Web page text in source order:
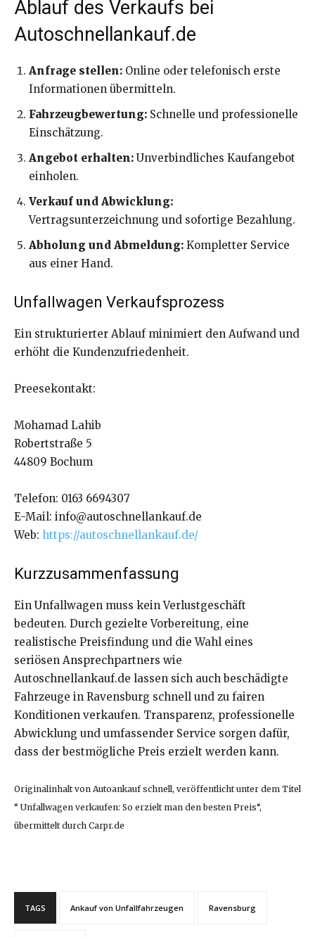
Ablauf des Verkaufs bei
Autoschnellankauf.de
Anfrage stellen: Online oder telefonisch erste
Informationen übermitteln.
Fahrzeugbewertung: Schnelle und professionelle
Einschätzung.
Angebot erhalten: Unverbindliches Kaufangebot
einholen.
Verkauf und Abwicklung:
Vertragsunterzeichnung und sofortige Bezahlung.
Abholung und Abmeldung: Kompletter Service
aus einer Hand.
Unfallwagen Verkaufsprozess
Ein strukturierter Ablauf minimiert den Aufwand und
erhöht die Kundenzufriedenheit.
Preesekontakt:
Mohamad Lahib
Robertstraße 5
44809 Bochum
Telefon: 0163 6694307
E-Mail: info@autoschnellankauf.de
Web: https://autoschnellankauf.de/
Kurzzusammenfassung
Ein Unfallwagen muss kein Verlustgeschäft
bedeuten. Durch gezielte Vorbereitung, eine
realistische Preisfindung und die Wahl eines
seriösen Ansprechpartners wie
Autoschnellankauf.de lassen sich auch beschädigte
Fahrzeuge in Ravensburg schnell und zu fairen
Konditionen verkaufen. Transparenz, professionelle
Abwicklung und umfassender Service sorgen dafür,
dass der bestmögliche Preis erzielt werden kann.
Originalinhalt von Autoankauf schnell, veröffentlicht unter dem Titel
“ Unfallwagen verkaufen: So erzielt man den besten Preis“,
übermittelt durch Carpr.de
TAGS Ankauf von Unfallfahrzeugen Ravensburg